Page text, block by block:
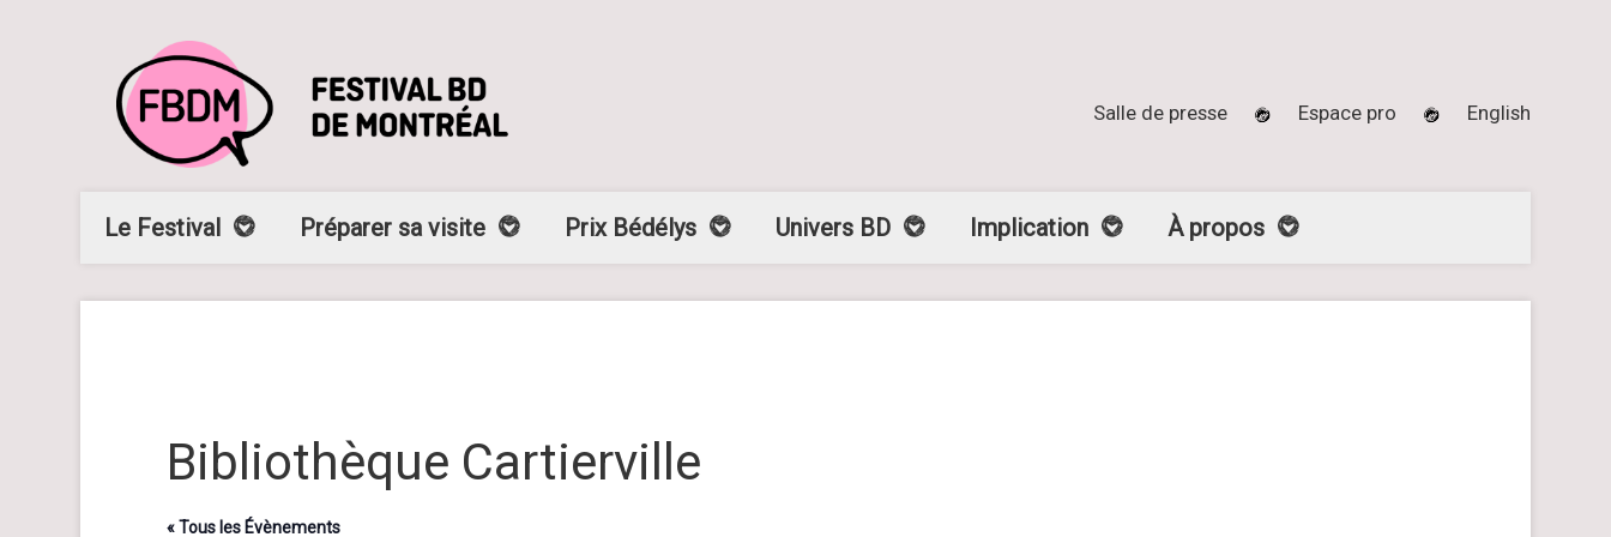
Salle de presse Espace pro English
Le Festival Préparer sa visite Prix Bédélys Univers BD Implication À propos
Bibliothèque Cartierville
« Tous les Évènements